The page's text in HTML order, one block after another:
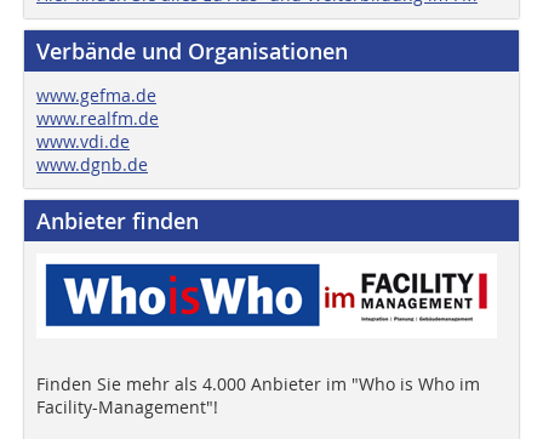
Verbände und Organisationen
www.gefma.de
www.realfm.de
www.vdi.de
www.dgnb.de
Anbieter finden
Finden Sie mehr als 4.000 Anbieter im "Who is Who im
Facility-Management"!